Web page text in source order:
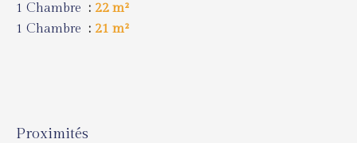
1 Chambre
22 m²
1 Chambre
21 m²
Proximités